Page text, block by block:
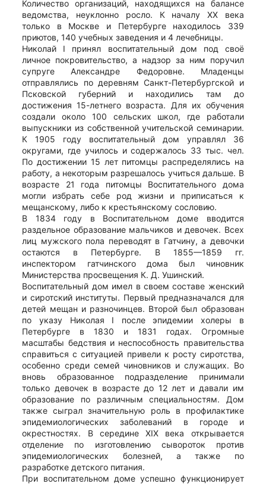
Количество организаций, находящихся на балансе
ведомства, неуклонно росло. К началу XX века
только в Москве и Петербурге находилось 339
приютов, 140 учебных заведения и 4 лечебницы.
Николай I принял воспитательный дом под своё
личное покровительство, а надзор за ним поручил
супруге Александре Федоровне. Младенцы
отправлялись по деревням Санкт-Петербургской и
Псковской губерний и находились там до
достижения 15-летнего возраста. Для их обучения
создали около 100 сельских школ, где работали
выпускники из собственной учительской семинарии.
К 1905 году воспитательный дом управлял 36
округами, где училось и содержалось 33 тыс. чел.
По достижении 15 лет питомцы распределялись на
работу, а некоторым разрешалось учиться дальше. В
возрасте 21 года питомцы Воспитательного дома
могли избрать себе род жизни и приписаться к
мещанскому, либо к крестьянскому сословию.
В 1834 году в Воспитательном доме вводится
раздельное образование мальчиков и девочек. Всех
лиц мужского пола переводят в Гатчину, а девочки
остаются в Петербурге. В 1855—1859 гг.
инспектором гатчинского дома был чиновник
Министерства просвещения К. Д. Ушинский.
Воспитательный дом имел в своем составе женский
и сиротский институты. Первый предназначался для
детей мещан и разночинцев. Второй был образован
по указу Николая I после эпидемии холеры в
Петербурге в 1830 и 1831 годах. Огромные
масштабы бедствия и неспособность правительства
справиться с ситуацией привели к росту сиротства,
особенно среди семей чиновников и служащих. Во
вновь образованное подразделение принимали
только девочек в возрасте до 12 лет и давали им
образование по различным специальностям. Дом
также сыграл значительную роль в профилактике
эпидемиологических заболеваний в городе и
окрестностях. В середине XIX века открывается
отделение по изготовлению сывороток против
эпидемиологических болезней, а также по
разработке детского питания.
При воспитательном доме успешно функционирует